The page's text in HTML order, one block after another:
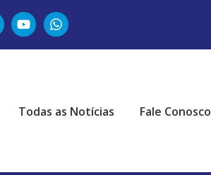
Todas as Notícias Fale Conosco